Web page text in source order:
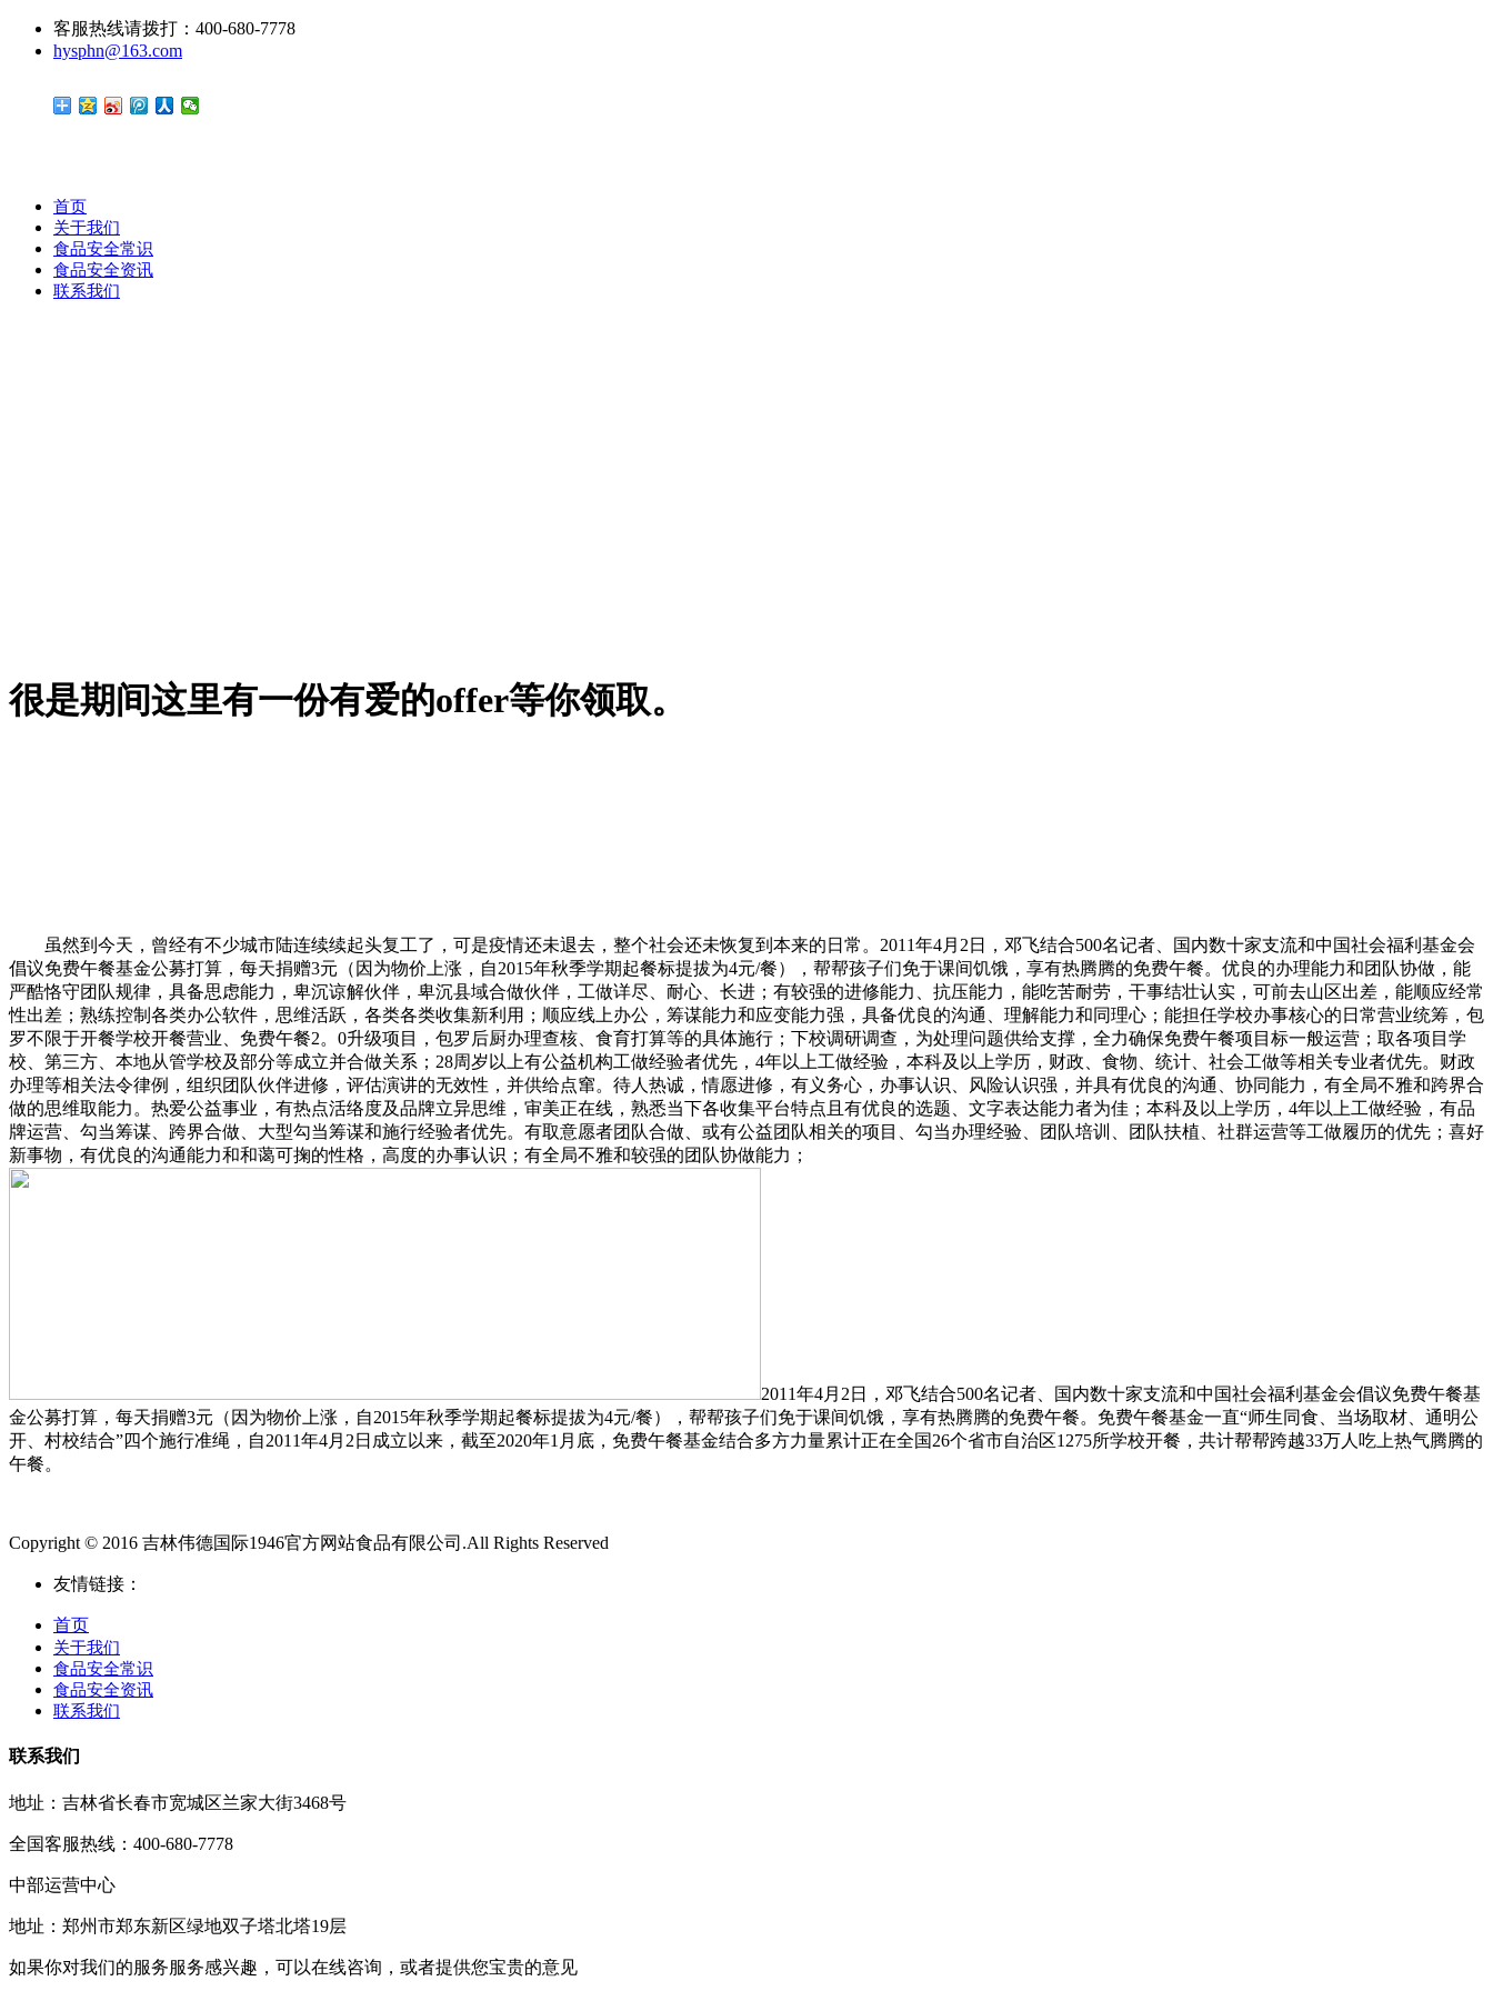
客服热线请拨打：400-680-7778
hysphn@163.com
首页
关于我们
食品安全常识
食品安全资讯
联系我们
很是期间这里有一份有爱的offer等你领取。
虽然到今天，曾经有不少城市陆连续续起头复工了，可是疫情还未退去，整个社会还未恢复到本来的日常。2011年4月2日，邓飞结合500名记者、国内数十家支流和中国社会福利基金会
倡议免费午餐基金公募打算，每天捐赠3元（因为物价上涨，自2015年秋季学期起餐标提拔为4元/餐），帮帮孩子们免于课间饥饿，享有热腾腾的免费午餐。优良的办理能力和团队协做，能
严酷恪守团队规律，具备思虑能力，卑沉谅解伙伴，卑沉县域合做伙伴，工做详尽、耐心、长进；有较强的进修能力、抗压能力，能吃苦耐劳，干事结壮认实，可前去山区出差，能顺应经常
性出差；熟练控制各类办公软件，思维活跃，各类各类收集新利用；顺应线上办公，筹谋能力和应变能力强，具备优良的沟通、理解能力和同理心；能担任学校办事核心的日常营业统筹，包
罗不限于开餐学校开餐营业、免费午餐2。0升级项目，包罗后厨办理查核、食育打算等的具体施行；下校调研调查，为处理问题供给支撑，全力确保免费午餐项目标一般运营；取各项目学
校、第三方、本地从管学校及部分等成立并合做关系；28周岁以上有公益机构工做经验者优先，4年以上工做经验，本科及以上学历，财政、食物、统计、社会工做等相关专业者优先。财政
办理等相关法令律例，组织团队伙伴进修，评估演讲的无效性，并供给点窜。待人热诚，情愿进修，有义务心，办事认识、风险认识强，并具有优良的沟通、协同能力，有全局不雅和跨界合
做的思维取能力。热爱公益事业，有热点活络度及品牌立异思维，审美正在线，熟悉当下各收集平台特点且有优良的选题、文字表达能力者为佳；本科及以上学历，4年以上工做经验，有品
牌运营、勾当筹谋、跨界合做、大型勾当筹谋和施行经验者优先。有取意愿者团队合做、或有公益团队相关的项目、勾当办理经验、团队培训、团队扶植、社群运营等工做履历的优先；喜好
新事物，有优良的沟通能力和和蔼可掬的性格，高度的办事认识；有全局不雅和较强的团队协做能力；
2011年4月2日，邓飞结合500名记者、国内数十家支流和中国社会福利基金会倡议免费午餐基
金公募打算，每天捐赠3元（因为物价上涨，自2015年秋季学期起餐标提拔为4元/餐），帮帮孩子们免于课间饥饿，享有热腾腾的免费午餐。免费午餐基金一直“师生同食、当场取材、通明公
开、村校结合”四个施行准绳，自2011年4月2日成立以来，截至2020年1月底，免费午餐基金结合多方力量累计正在全国26个省市自治区1275所学校开餐，共计帮帮跨越33万人吃上热气腾腾的
午餐。
Copyright © 2016 吉林伟德国际1946官方网站食品有限公司.All Rights Reserved
友情链接：
首页
关于我们
食品安全常识
食品安全资讯
联系我们
联系我们
地址：吉林省长春市宽城区兰家大街3468号
全国客服热线：400-680-7778
中部运营中心
地址：郑州市郑东新区绿地双子塔北塔19层
如果你对我们的服务服务感兴趣，可以在线咨询，或者提供您宝贵的意见